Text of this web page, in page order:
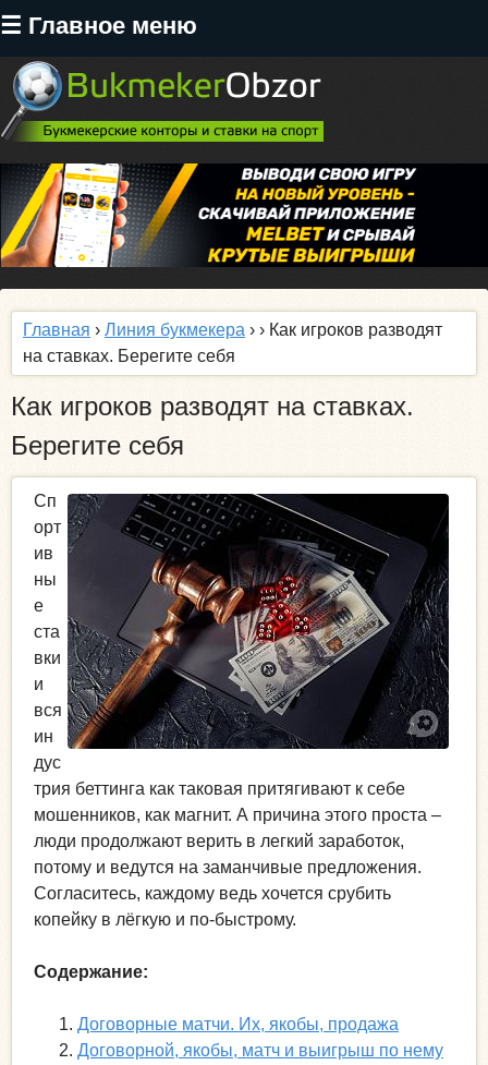
☰ Главное меню
Перейти
основному
содержанию
Главная › Линия букмекера › › Как игроков разводят
на ставках. Берегите себя
Как игроков разводят на ставках.
Берегите себя
Сп
орт
ив
ны
е
ста
вки
и
вся
ин
дус
трия беттинга как таковая притягивают к себе
мошенников, как магнит. А причина этого проста –
люди продолжают верить в легкий заработок,
потому и ведутся на заманчивые предложения.
Согласитесь, каждому ведь хочется срубить
копейку в лёгкую и по-быстрому.
Содержание:
Договорные матчи. Их, якобы, продажа
Договорной, якобы, матч и выигрыш по нему